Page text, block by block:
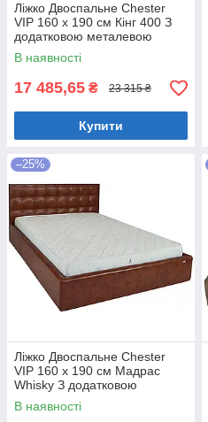
Ліжко Двоспальне Chester
VIP 160 х 190 см Кінг 400 З
додатковою металевою
цільнозварною рамою C1
Білий
В наявності
17 485,65 ₴ 23 315 ₴
Купити
–25%
Ліжко Двоспальне Chester
VIP 160 х 190 см Мадрас
Whisky З додатковою
металевою цільнозварною
рамою Коричневий
В наявності